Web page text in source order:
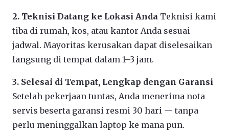
2. Teknisi Datang ke Lokasi Anda Teknisi kami
tiba di rumah, kos, atau kantor Anda sesuai
jadwal. Mayoritas kerusakan dapat diselesaikan
langsung di tempat dalam 1–3 jam.
3. Selesai di Tempat, Lengkap dengan Garansi
Setelah pekerjaan tuntas, Anda menerima nota
servis beserta garansi resmi 30 hari — tanpa
perlu meninggalkan laptop ke mana pun.